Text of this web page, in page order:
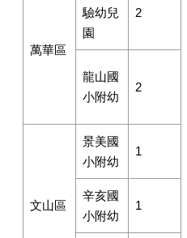
萬華區
驗幼兒
園
2
龍山國
小附幼
2
文山區
景美國
小附幼
1
辛亥國
小附幼
1